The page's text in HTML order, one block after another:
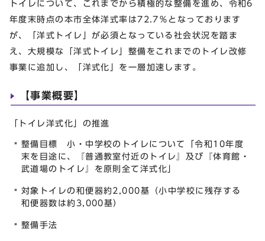
トイレについて、これまでから積極的な整備を進め、令和6
年度末時点の本市全体洋式率は72.7％となっております
が、「洋式トイレ」が必須となっている社会状況を踏ま
え、大規模な「洋式トイレ」整備をこれまでのトイレ改修
事業に追加し、「洋式化」を一層加速します。
【事業概要】
「トイレ洋式化」の推進
整備目標 小・中学校のトイレについて「令和10年度
末を目途に、『普通教室付近のトイレ』及び『体育館・
武道場のトイレ』を原則全て洋式化」
対象トイレの和便器約2,000基（小中学校に残存する
和便器数は約3,000基）
整備手法